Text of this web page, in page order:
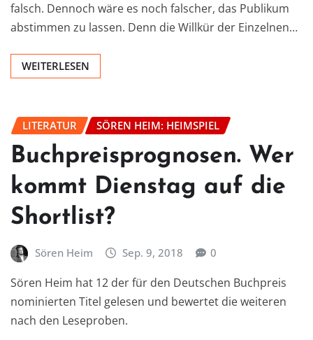
falsch. Dennoch wäre es noch falscher, das Publikum
abstimmen zu lassen. Denn die Willkür der Einzelnen…
WEITERLESEN
LITERATUR SÖREN HEIM: HEIMSPIEL
Buchpreisprognosen. Wer
kommt Dienstag auf die
Shortlist?
Sören Heim Sep. 9, 2018 0
Sören Heim hat 12 der für den Deutschen Buchpreis
nominierten Titel gelesen und bewertet die weiteren
nach den Leseproben.